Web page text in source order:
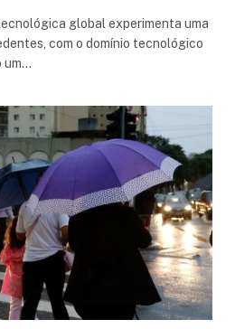
global experimenta uma
com o domínio tecnológico
um…